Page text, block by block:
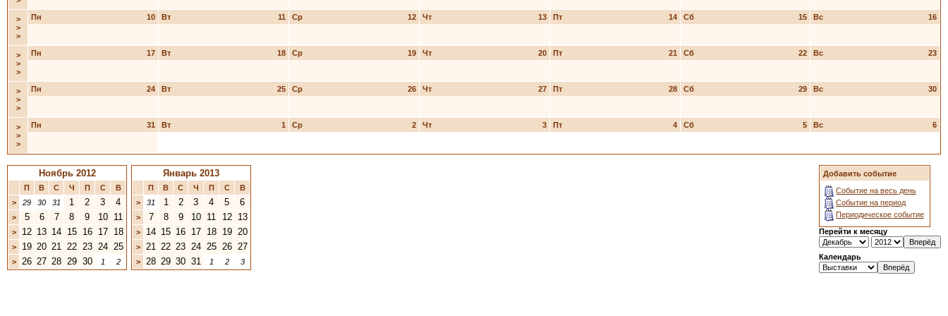
>
>
>
10
Пн 11
Вт 12
Ср 13
Чт 14
Пт 15
Сб 16
Вс
>
>
>
17
Пн 18
Вт 19
Ср 20
Чт 21
Пт 22
Сб 23
Вс
>
>
>
24
Пн 25
Вт 26
Ср 27
Чт 28
Пт 29
Сб 30
Вс
>
>
>
31
Пн 1
Вт 2
Ср 3
Чт 4
Пт 5
Сб 6
Вс
Ноябрь 2012
П В С Ч П С
В
>
29 30 31 1 2 3 4
> 5 6 7 8 9 10 11
> 12 13 14 15 16 17 18
> 19 20 21 22 23 24 25
> 26 27 28 29 30 1 2
Январь 2013
П В С Ч П С
В
>
31 1 2 3 4 5 6
> 7 8 9 10 11 12 13
> 14 15 16 17 18 19 20
> 21 22 23 24 25 26 27
> 28 29 30 31 1 2 3
Добавить событие
Событие на весь день
Событие на период
Периодическое событие
Перейти к месяцу
Календарь